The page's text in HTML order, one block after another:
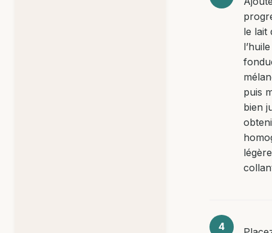
le lait
puis
bien